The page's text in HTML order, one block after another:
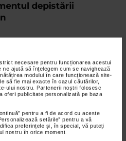
necesare pentru funcționarea acestui
ajută să înțelegem cum se navighează
modului în care funcționează site-
să fie mai exacte în cazul căutărilor,
ului nostru. Partenerii noștri folosesc
oferi publicitate personalizată pe baza
pentru a fi de acord cu aceste
setările” pentru a vă
preferințele și, în special, vă puteți
nostru în orice moment.
depistării